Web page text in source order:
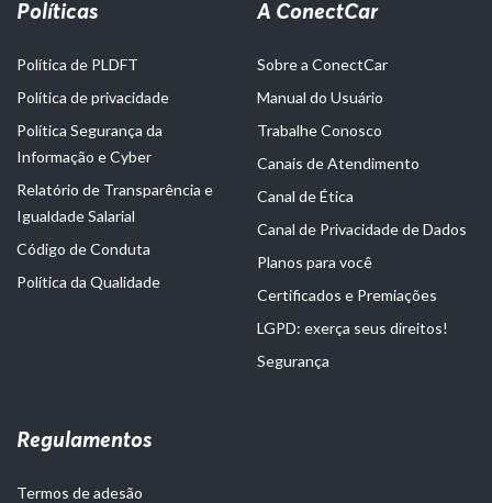
Políticas
Política de PLDFT
Política de privacidade
Política Segurança da
Informação e Cyber
Relatório de Transparência e
Igualdade Salarial
Código de Conduta
Política da Qualidade
A ConectCar
Sobre a ConectCar
Manual do Usuário
Trabalhe Conosco
Canais de Atendimento
Canal de Ética
Canal de Privacidade de Dados
Planos para você
Certificados e Premiações
LGPD: exerça seus direitos!
Segurança
Regulamentos
Termos de adesão